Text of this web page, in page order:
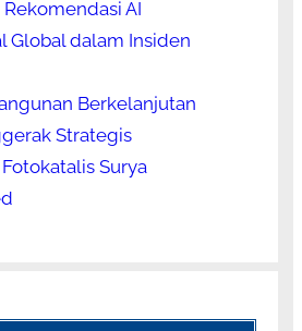
AI
Global dalam Insiden
Berkelanjutan
Strategis
Surya